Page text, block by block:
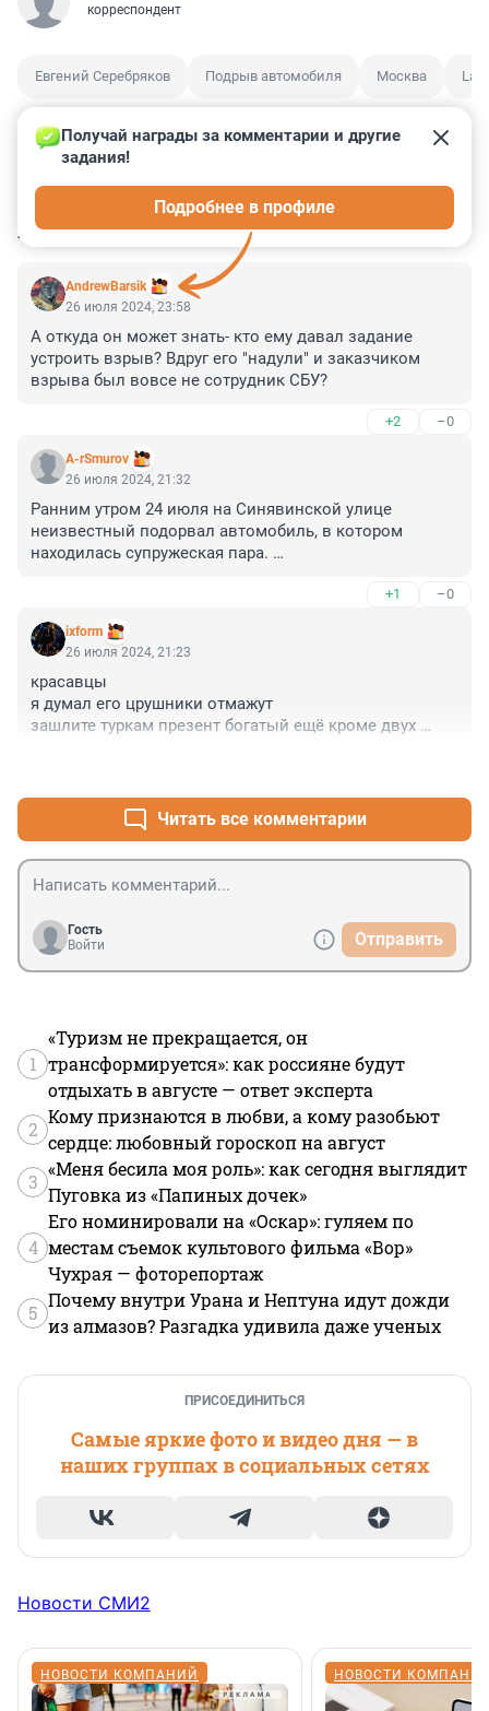
корреспондент
Евгений Серебряков Подрыв автомобиля Москва
КОММЕНТАРИИ 3
AndrewBarsik
Получай награды за комментарии и другие
задания!
Подробнее в профиле
26 июля 2024, 23:58
А откуда он может знать- кто ему давал задание
устроить взрыв? Вдруг его "надули" и заказчиком
взрыва был вовсе не сотрудник СБУ?
+2 –0
A-rSmurov
26 июля 2024, 21:32
Ранним утром 24 июля на Синявинской улице
неизвестный подорвал автомобиль, в котором
находилась супружеская пара.
Доказательств что в авто была супружеская пара так
и не показали.
+1 –0
ixform
26 июля 2024, 21:23
красавцы
я думал его црушники отмажут
зашлите туркам презент богатый ещё кроме двух
Читать все комментарии
Гость
Войти
Отправить
1
«Туризм не прекращается, он
трансформируется»: как россияне будут
отдыхать в августе — ответ эксперта
2
Кому признаются в любви, а кому разобьют
сердце: любовный гороскоп на август
3
«Меня бесила моя роль»: как сегодня выглядит
Пуговка из «Папиных дочек»
4
Его номинировали на «Оскар»: гуляем по
местам съемок культового фильма «Вор»
Чухрая — фоторепортаж
5
Почему внутри Урана и Нептуна идут дожди
из алмазов? Разгадка удивила даже ученых
ПРИСОЕДИНИТЬСЯ
Самые яркие фото и видео дня — в
наших группах в социальных сетях
Новости СМИ2
НОВОСТИ КОМПАНИЙ НОВОСТИ